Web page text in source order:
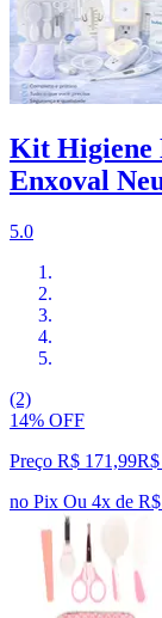
Kit Higiene
Enxoval
5.0
(2)
14% OFF
Preço R$ 171,99R$
no Pix Ou 4x de